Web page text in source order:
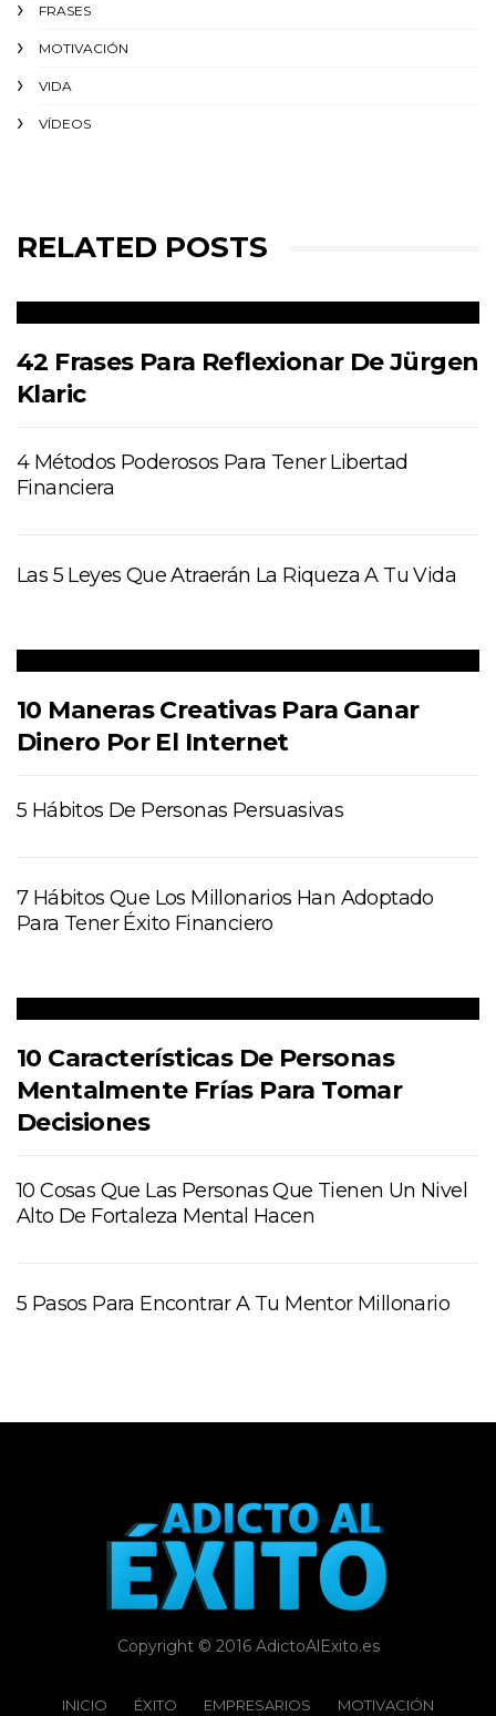
FRASES
MOTIVACIÓN
VIDA
VÍDEOS
RELATED POSTS
42 Frases Para Reflexionar De Jürgen
Klaric
4 Métodos Poderosos Para Tener Libertad
Financiera
Las 5 Leyes Que Atraerán La Riqueza A Tu Vida
10 Maneras Creativas Para Ganar
Dinero Por El Internet
5 Hábitos De Personas Persuasivas
7 Hábitos Que Los Millonarios Han Adoptado
Para Tener Éxito Financiero
10 Características De Personas
Mentalmente Frías Para Tomar
Decisiones
10 Cosas Que Las Personas Que Tienen Un Nivel
Alto De Fortaleza Mental Hacen
5 Pasos Para Encontrar A Tu Mentor Millonario
Copyright © 2016 AdictoAlExito.es
INICIO ÉXITO‬ EMPRESARIOS MOTIVACIÓN